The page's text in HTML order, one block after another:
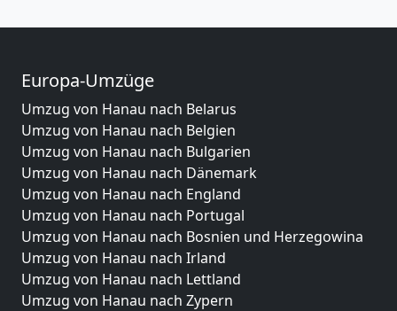
Europa-Umzüge
Umzug von Hanau nach Belarus
Umzug von Hanau nach Belgien
Umzug von Hanau nach Bulgarien
Umzug von Hanau nach Dänemark
Umzug von Hanau nach England
Umzug von Hanau nach Portugal
Umzug von Hanau nach Bosnien und Herzegowina
Umzug von Hanau nach Irland
Umzug von Hanau nach Lettland
Umzug von Hanau nach Zypern